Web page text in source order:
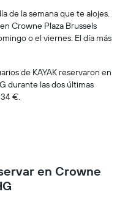
de la semana que te alojes.
Crowne Plaza Brussels
o el viernes. El día más
de KAYAK reservaron en
durante las dos últimas
€.
en Crowne